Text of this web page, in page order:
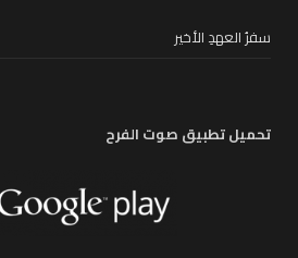
سفرُ العهدِ الأخير
تحميل تطبيق صوت الفرح